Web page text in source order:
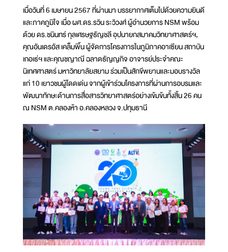
เมื่อวันที่ 6 เมษายน 2567 ที่ผ่านมา บรรยากาศเต็มไปด้วยความยินดี
และภาคภูมิใจ เมื่อ ผศ.ดร.รวิน ระวิวงศ์ ผู้อำนวยการ NSM พร้อม
ด้วย ดร.ชนินทร์ กุลเศรษฐธัญชลี อุปนายกสมาคมวิทยาศาสตร์ฯ,
คุณอันเดรอัส เคล็มพิ้น ผู้จัดการโครงการในภูมิภาคอาเซียน สถาบัน
เกอเธ่ฯ และคุณชญาณี ฉลาดธัญญกิจ อาจารย์ประจำคณะ
นิเทศศาสตร์ มหาวิทยาลัยสยาม ร่วมเป็นสักขีพยานและมอบรางวัล
แก่ 10 เยาวชนผู้โดดเด่น จากผู้เข้าร่วมโครงการที่ผ่านการอบรมและ
พัฒนาทักษะด้านการสื่อสารวิทยาศาสตร์อย่างเข้มข้นทั้งสิ้น 26 คน
ณ NSM ต.คลองห้า อ.คลองหลวง จ.ปทุมธานี